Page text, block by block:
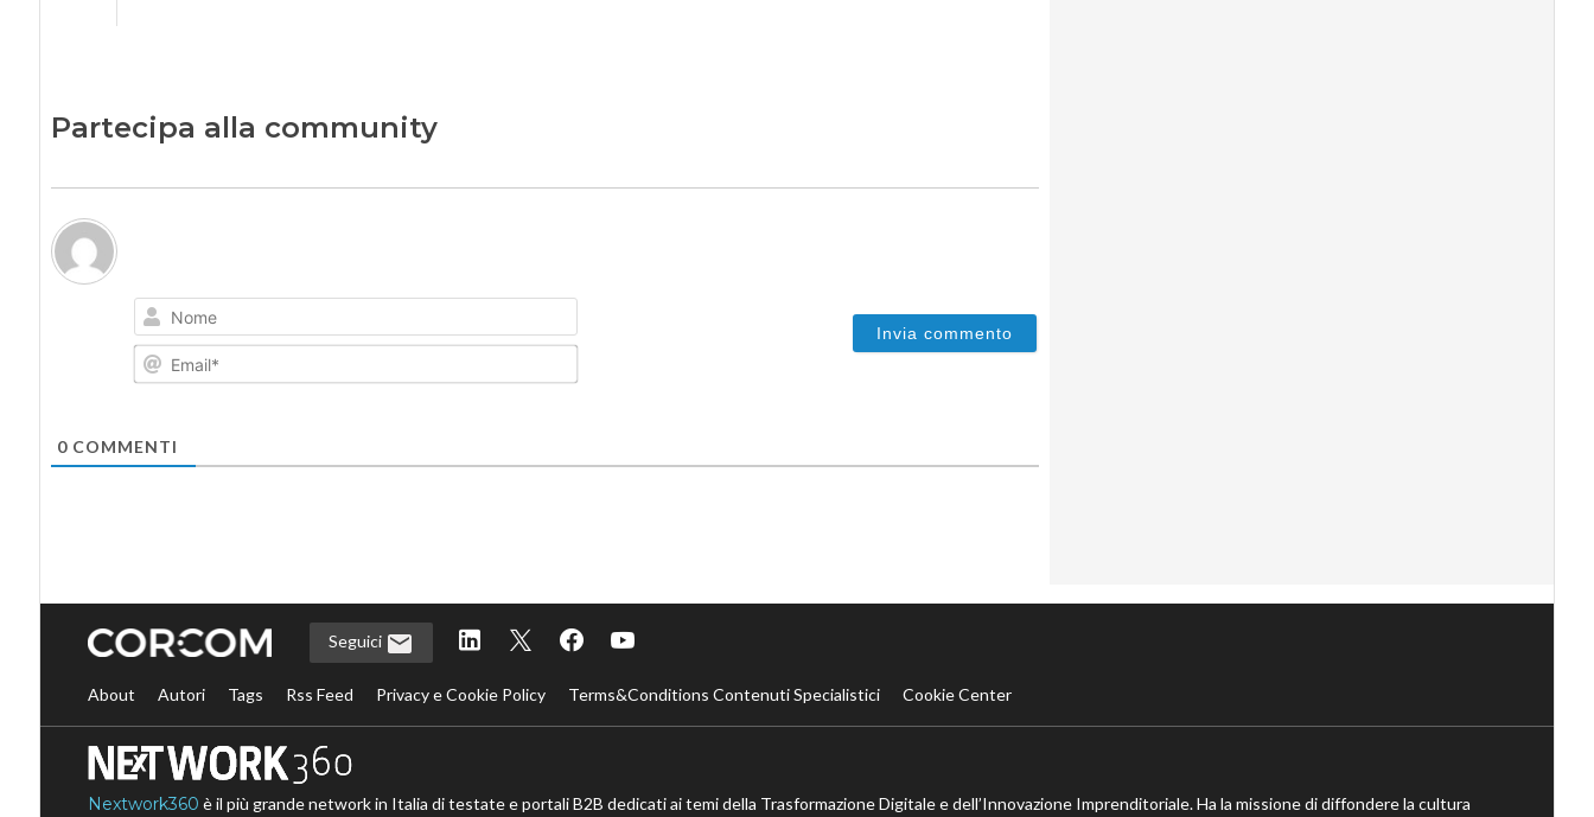
Partecipa alla community
Nome
Email*
0COMMENTI
Seguici
About Autori Tags Rss Feed Privacy e Cookie Policy Terms&Conditions Contenuti Specialistici Cookie Center
Nextwork360 è il più grande network in Italia di testate e portali B2B dedicati ai temi della Trasformazione Digitale e dell’Innovazione Imprenditoriale. Ha la missione di diffondere la cultura